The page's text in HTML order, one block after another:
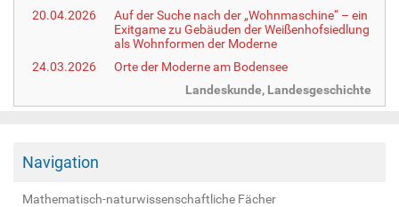
20.04.2026
Auf der Suche nach der „Wohnmaschine“ – ein
Exitgame zu Gebäuden der Weißenhofsiedlung
als Wohnformen der Moderne
24.03.2026
Orte der Moderne am Bodensee
Landeskunde, Landesgeschichte
Navigation
Mathematisch-naturwissenschaftliche Fächer